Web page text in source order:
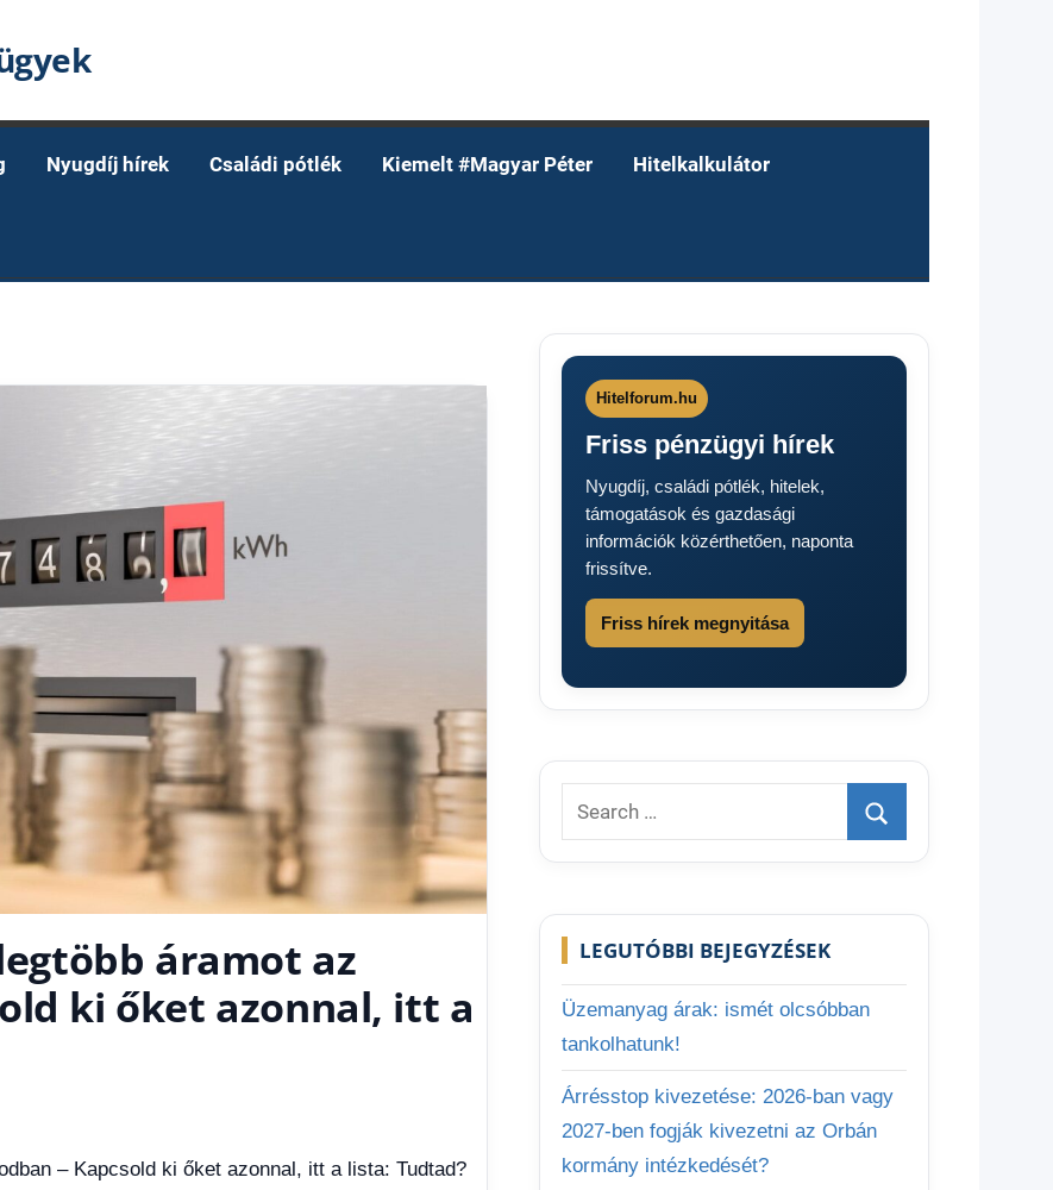
Nyugdíj hírek Családi pótlék Kiemelt #Magyar Péter Hitelkalkulátor
áramot az
ki őket azonnal, itt a
– Kapcsold ki őket azonnal, itt a lista: Tudtad?
Hitelforum.hu
Friss pénzügyi hírek
Nyugdíj, családi pótlék, hitelek,
támogatások és gazdasági
információk közérthetően, naponta
frissítve.
Friss hírek megnyitása
Search
for:
Search
LEGUTÓBBI BEJEGYZÉSEK
Üzemanyag árak: ismét olcsóbban
tankolhatunk!
Árrésstop kivezetése: 2026-ban vagy
2027-ben fogják kivezetni az Orbán
kormány intézkedését?